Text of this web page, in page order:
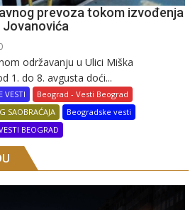
prevoza tokom izvođenja
Jovanovića
održavanju u Ulici Miška
1. do 8. avgusta doći...
VESTI
Beograd - Vesti Beograd
SAOBRAĆAJA
Beogradske vesti
BEOGRAD